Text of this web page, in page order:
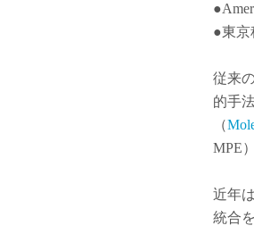
●東京
従来
的手
（
MPE
近年は
統合